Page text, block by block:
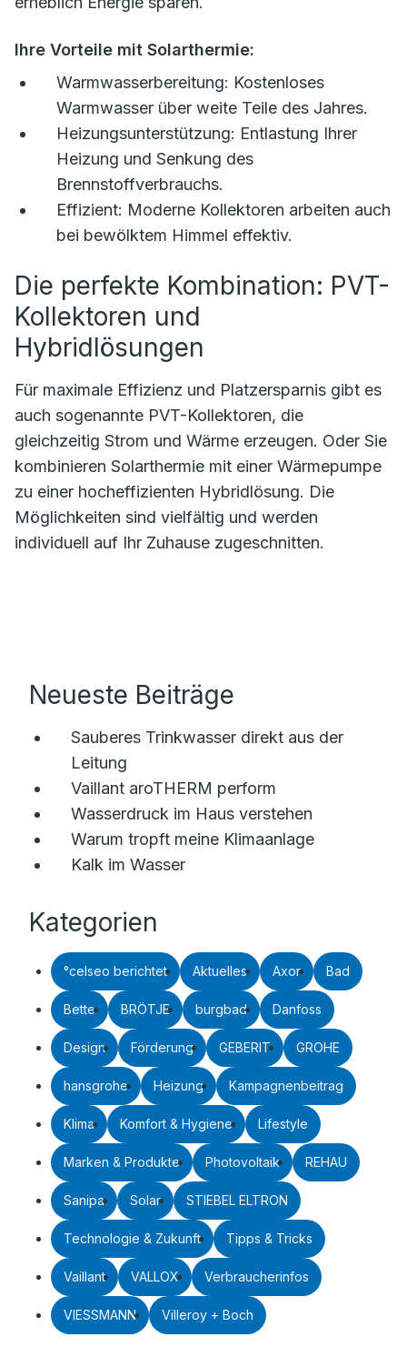
Ihre Vorteile mit Solarthermie:
Warmwasserbereitung: Kostenloses
Warmwasser über weite Teile des Jahres.
Heizungsunterstützung: Entlastung Ihrer
Heizung und Senkung des
Brennstoffverbrauchs.
Effizient: Moderne Kollektoren arbeiten auch
bei bewölktem Himmel effektiv.
Die perfekte Kombination: PVT-
Kollektoren und
Hybridlösungen
Für maximale Effizienz und Platzersparnis gibt es
auch sogenannte PVT-Kollektoren, die
gleichzeitig Strom und Wärme erzeugen. Oder Sie
kombinieren Solarthermie mit einer Wärmepumpe
zu einer hocheffizienten Hybridlösung. Die
Möglichkeiten sind vielfältig und werden
individuell auf Ihr Zuhause zugeschnitten.
Neueste Beiträge
Sauberes Trinkwasser direkt aus der
Leitung
Vaillant aroTHERM perform
Wasserdruck im Haus verstehen
Warum tropft meine Klimaanlage
Kalk im Wasser
Kategorien
°celseo berichtet Aktuelles Axor Bad
Bette BRÖTJE burgbad Danfoss
Design Förderung GEBERIT GROHE
hansgrohe Heizung Kampagnenbeitrag
Klima Komfort & Hygiene Lifestyle
Marken & Produkte Photovoltaik REHAU
Sanipa Solar STIEBEL ELTRON
Technologie & Zukunft Tipps & Tricks
Vaillant VALLOX Verbraucherinfos
VIESSMANN Villeroy + Boch